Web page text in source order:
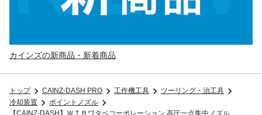
カインズの新商品・新着商品
トップ CAINZ-DASH PRO 工作機工具
ツーリング・治工具
冷却装置
ポイントノズル
【CAINZ-DASH】ＷＴＢワタベコーポレーション 高圧一点集中ノズル